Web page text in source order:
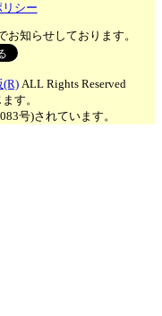
シー
知らせしております。
(R)ALL Rights Reserved
す。
号)されています。